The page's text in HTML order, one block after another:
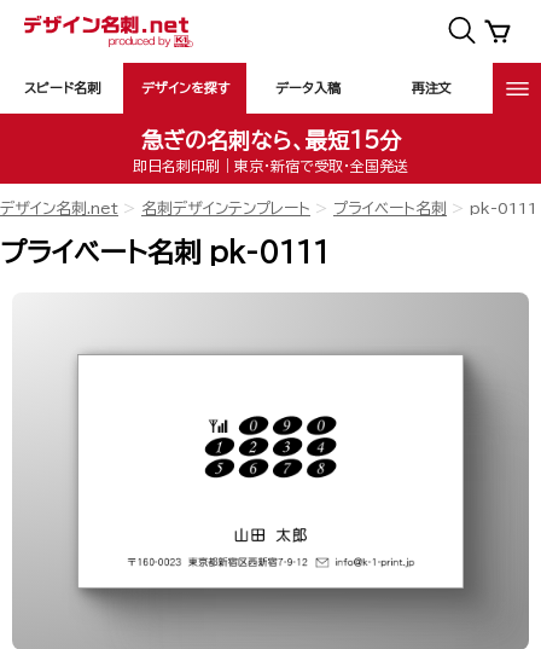
スピード名刺 デザインを探す データ入稿 再注文
急ぎの名刺なら、最短15分
即日名刺印刷｜東京・新宿で受取・全国発送
デザイン名刺.net 名刺デザインテンプレート プライベート名刺 pk-0111
プライベート名刺 pk-0111